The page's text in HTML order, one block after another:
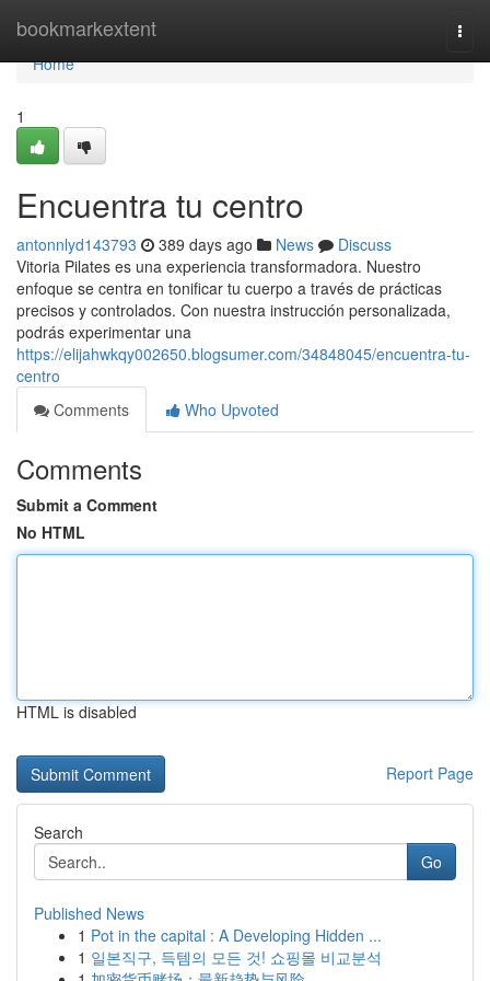
bookmarkextent
Home
Home
1
Encuentra tu centro
antonnlyd143793 389 days ago News
Discuss
Vitoria Pilates es una experiencia transformadora. Nuestro
enfoque se centra en tonificar tu cuerpo a través de prácticas
precisos y controlados. Con nuestra instrucción personalizada,
podrás experimentar una
https://elijahwkqy002650.blogsumer.com/34848045/encuentra-tu-
centro
Comments
Who Upvoted
Comments
Submit a Comment
No HTML
HTML is disabled
Report Page
Search
Go
Published News
1 Pot in the capital : A Developing Hidden ...
1 일본직구, 득템의 모든 것! 쇼핑몰 비교분석